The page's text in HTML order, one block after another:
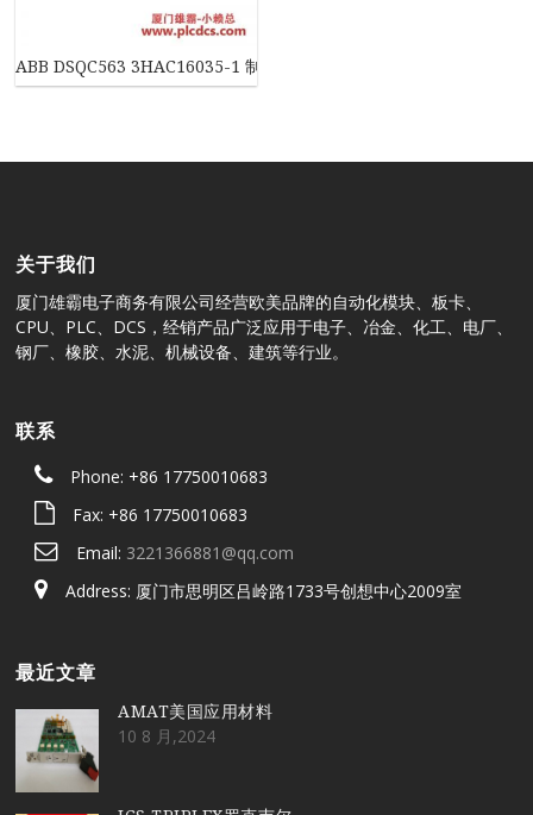
ABB DSQC563 3HAC16035-1 制动释放板
关于我们
厦门雄霸电子商务有限公司经营欧美品牌的自动化模块、板卡、
CPU、PLC、DCS，经销产品广泛应用于电子、冶金、化工、电厂、
钢厂、橡胶、水泥、机械设备、建筑等行业。
联系
Phone: +86 17750010683
Fax: +86 17750010683
Email: 3221366881@qq.com
Address: 厦门市思明区吕岭路1733号创想中心2009室
最近文章
AMAT美国应用材料
10 8 月,2024